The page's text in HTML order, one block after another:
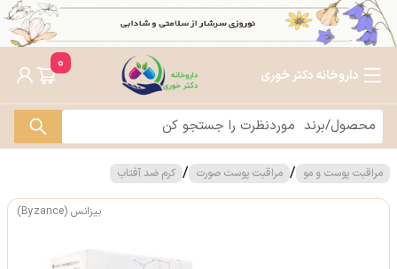
داروخانه دکتر خوری
0
مراقبت پوست و مو / مراقبت پوست صورت / کرم ضد آفتاب
بیزانس (Byzance)